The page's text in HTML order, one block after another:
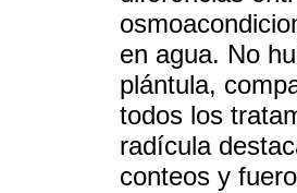
en agua. No
plántula,
todos los
radícula
conteos y